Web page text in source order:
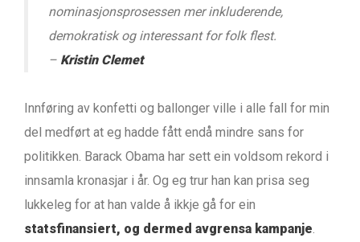
nominasjonsprosessen mer inkluderende,
demokratisk og interessant for folk flest.
– Kristin Clemet
Innføring av konfetti og ballonger ville i alle fall for min
del medført at eg hadde fått endå mindre sans for
politikken. Barack Obama har sett ein voldsom rekord i
innsamla kronasjar i år. Og eg trur han kan prisa seg
lukkeleg for at han valde å ikkje gå for ein
statsfinansiert, og dermed avgrensa kampanje.